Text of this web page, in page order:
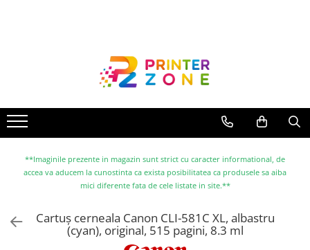
Imprimante cu jet
Multifunctionale laser
Multifunctionale cu jet
Imprimante etichete
Scanere
**Imaginile prezente in magazin sunt strict cu caracter informational, de
accea va aducem la cunostinta ca exista posibilitatea ca produsele sa aiba
mici diferente fata de cele listate in site.**
Cartuș cerneala Canon CLI-581C XL, albastru
(cyan), original, 515 pagini, 8.3 ml